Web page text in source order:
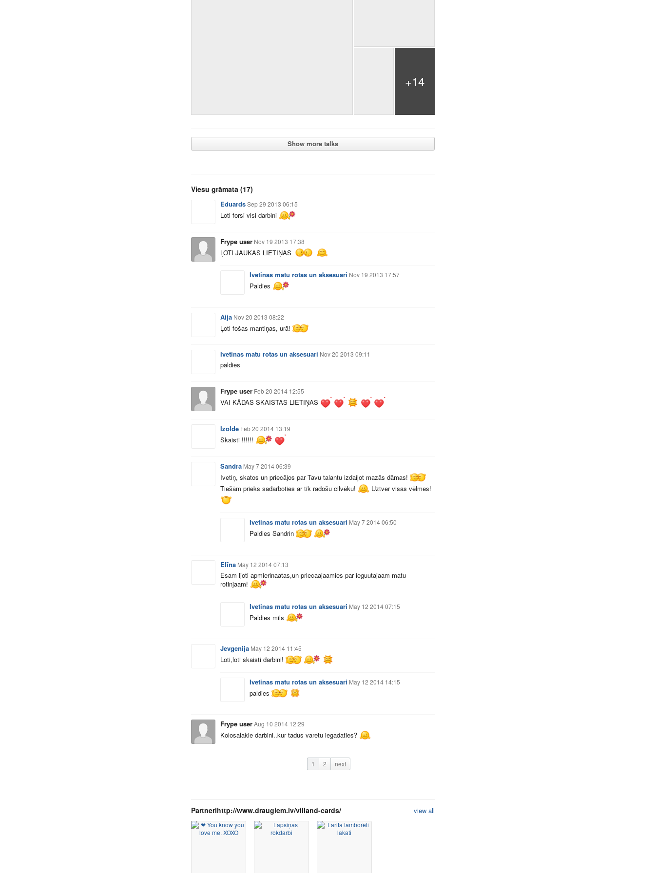
+14
Show more talks
Viesu grāmata (17)
EduardsSep 29 2013 06:15
Loti forsi visi darbini
Frype user Nov 19 2013 17:38
ĻOTI JAUKAS LIETIŅAS
Ivetinas matu rotas un aksesuari Nov 19 2013 17:57
Paldies
Aija Nov 20 2013 08:22
Ļoti fošas mantiņas, urā!
Ivetinas matu rotas un aksesuari Nov 20 2013 09:11
paldies
Frype user Feb 20 2014 12:55
VAI KĀDAS SKAISTAS LIETIŅAS
Izolde Feb 20 2014 13:19
Skaisti !!!!!!
Sandra May 7 2014 06:39
Ivetiņ, skatos un priecājos par Tavu talantu izdaiļot mazās dāmas!
Tiešām prieks sadarboties ar tik radošu cilvēku!
Uztver visas vēlmes!
Ivetinas matu rotas un aksesuari May 7 2014 06:50
Paldies Sandrin
Elīna May 12 2014 07:13
Esam ljoti apmierinaatas,un priecaajaamies par ieguutajaam matu
rotinjaam!
Ivetinas matu rotas un aksesuari May 12 2014 07:15
Paldies mils
Jevgenija May 12 2014 11:45
Loti,loti skaisti darbini!
Ivetinas matu rotas un aksesuari May 12 2014 14:15
paldies
Frype userAug 10 2014 12:29
Kolosalakie darbini..kur tadus varetu iegadaties?
1 2 next
Partnerihttp://www.draugiem.lv/villand-cards/ view all